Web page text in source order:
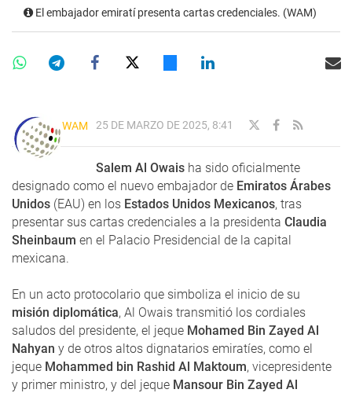
El embajador emiratí presenta cartas credenciales. (WAM)
WAM 25 DE MARZO DE 2025, 8:41
Salem Al Owais ha sido oficialmente
designado como el nuevo embajador de Emiratos Árabes
Unidos (EAU) en los Estados Unidos Mexicanos, tras
presentar sus cartas credenciales a la presidenta Claudia
Sheinbaum en el Palacio Presidencial de la capital
mexicana.
En un acto protocolario que simboliza el inicio de su
misión diplomática, Al Owais transmitió los cordiales
saludos del presidente, el jeque Mohamed Bin Zayed Al
Nahyan y de otros altos dignatarios emiratíes, como el
jeque Mohammed bin Rashid Al Maktoum, vicepresidente
y primer ministro, y del jeque Mansour Bin Zayed Al